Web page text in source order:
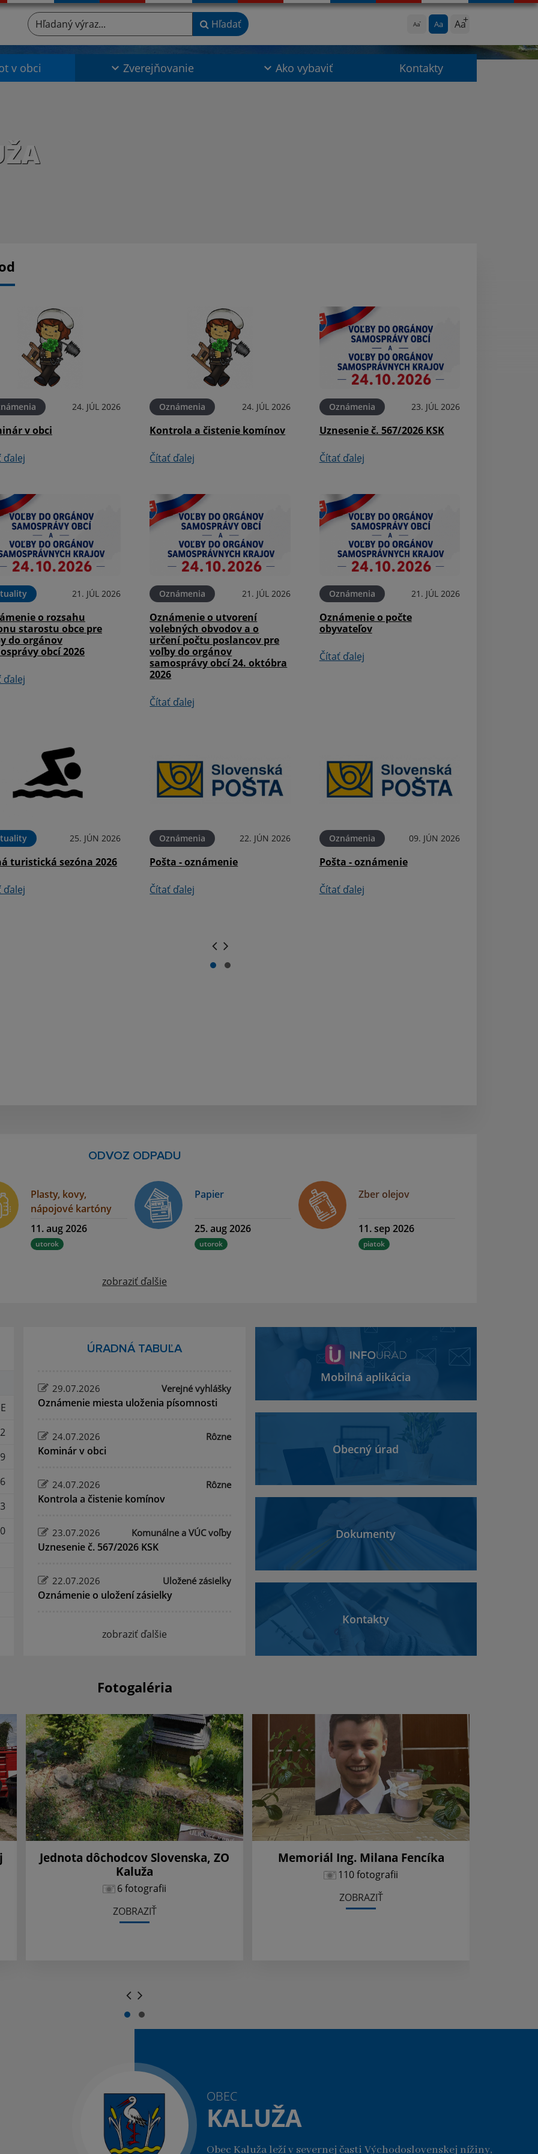
Aa Aa Aa
Hľadaný výraz... Hľadať
v obci Zverejňovanie Ako vybaviť Kontakty
24. JÚL 2026
v obci
ďalej
Oznámenia 24. JÚL 2026
Kontrola a čistenie komínov
Čítať ďalej
Oznámenia 23. JÚL 2026
Uznesenie č. 567/2026 KSK
Čítať ďalej
21. JÚL 2026
o rozsahu
starostu obce pre
do orgánov
obcí 2026
ďalej
Oznámenia 21. JÚL 2026
Oznámenie o utvorení
volebných obvodov a o
určení počtu poslancov pre
voľby do orgánov
samosprávy obcí 24. októbra
2026
Čítať ďalej
Oznámenia 21. JÚL 2026
Oznámenie o počte
obyvateľov
Čítať ďalej
25. JÚN 2026
turistická sezóna 2026
ďalej
Oznámenia 22. JÚN 2026
Pošta - oznámenie
Čítať ďalej
Oznámenia 09. JÚN 2026
Pošta - oznámenie
Čítať ďalej
.
ODVOZ ODPADU
Plasty, kovy,
nápojové kartóny
11. aug 2026
utorok
Papier
25. aug 2026
utorok
Zber olejov
11. sep 2026
piatok
zobraziť ďalšie
ÚRADNÁ TABUĽA
29.07.2026 Verejné vyhlášky
Oznámenie miesta uloženia písomnosti
24.07.2026 Rôzne
Kominár v obci
24.07.2026 Rôzne
Kontrola a čistenie komínov
23.07.2026 Komunálne a VÚC voľby
Uznesenie č. 567/2026 KSK
22.07.2026 Uložené zásielky
Oznámenie o uložení zásielky
zobraziť ďalšie
Mobilná aplikácia
Obecný úrad
Dokumenty
Kontakty
Fotogaléria
Jednota dôchodcov Slovenska, ZO
Kaluža
6 fotografii
ZOBRAZIŤ
Memoriál Ing. Milana Fencíka
110 fotografii
ZOBRAZIŤ
OBEC
KALUŽA
Obec Kaluža leží v severnej časti Východoslovenskej nížiny,